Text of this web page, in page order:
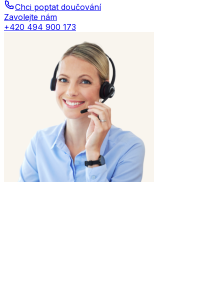
Chci poptat doučování
Zavolejte nám
+420 494 900 173